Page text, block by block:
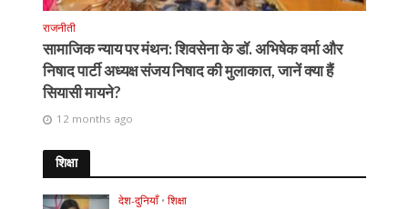
राजनीती
सामाजिक न्याय पर मंथन: शिवसेना के डॉ. अभिषेक वर्मा और
निषाद पार्टी अध्यक्ष संजय निषाद की मुलाकात, जानें क्या हैं
सियासी मायने?
12 months ago
शिक्षा
देश-दुनियाँ • शिक्षा